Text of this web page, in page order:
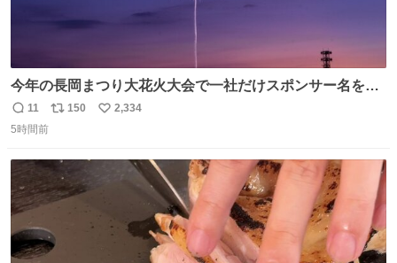
今年の長岡まつり大花火大会で一社だけスポンサー名をア
ナウンスされずに花火打ち揚げされた企業が有った。 企業
名から今更ながらその理由が解った😢
返
信
11
リ
ト
数
150
い
2,334
5時間前